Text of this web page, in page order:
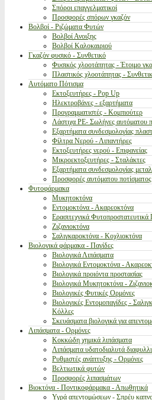
Σπόροι επαγγελματικοί
Προσφορές σπόρων γκαζόν
Βολβοί - Ριζώματα Φυτών
Βολβοί Ανοιξης
Βολβοί Καλοκαιριού
Γκαζόν φυσικό - Συνθετικό
Φυσικός χλοοτάπητας - Έτοιμο
Πλαστικός χλοοτάπητας -
Αυτόματο Πότισμα
Εκτοξευτήρες - Pop Up
Ηλεκτροβάνες - εξαρτήματα
Προγραμματιστές - Κομπιούτερ
Λάστιχα PE- Σωλήνες αυτόματου
Εξαρτήματα συνδεσμολογίας
Φίλτρα Νερού - Λιπαντήρες
Εκτοξευτήρες νερού - Επιφανείας
Μικροεκτοξευτήρες - Σταλάκτες
Εξαρτήματα συνδεσμολογίας
Προσφορές αυτόματου ποτίσματος
Φυτοφάρμακα
Μυκητοκτόνα
Εντομοκτόνα - Ακαρεοκτόνα
Ερασιτεχνικά Φυτοπροστατευτικά
Ζιζανιοκτόνα
Σαλιγκαροκτόνα - Κοχλιοκτόνα
Βιολογικά φάρμακα - Παγίδες
Βιολογικά Λιπάσματα
Βιολογικά Εντομοκτόνα -
Βιολογικά προιόντα προστασίας
Βιολογικά Μυκητοκτόνα -
Βιολογικές Φυτικές Ορμόνες
Βιολογικές Εντομοπαγίδες -
Κόλλες
Σκευάσματα βιολογικά για
Λιπάσματα - Ορμόνες
Κοκκώδη χημικά λιπάσματα
Λιπάσματα υδατοδιαλυτά
Ρυθμιστές ανάπτυξης - Ορμόνες
Βελτιωτικά φυτών
Προσφορές λιπασμάτων
Βιοκτόνα - Ποντικοφάρμακα - Απωθητικά
Υγρά απεντομώσεων - Σπρέυ